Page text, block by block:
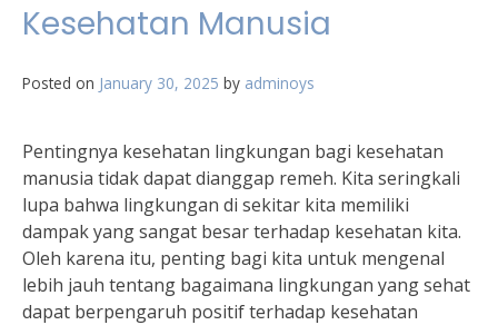
Kesehatan Manusia
Posted on January 30, 2025 by adminoys
Pentingnya kesehatan lingkungan bagi kesehatan
manusia tidak dapat dianggap remeh. Kita seringkali
lupa bahwa lingkungan di sekitar kita memiliki
dampak yang sangat besar terhadap kesehatan kita.
Oleh karena itu, penting bagi kita untuk mengenal
lebih jauh tentang bagaimana lingkungan yang sehat
dapat berpengaruh positif terhadap kesehatan